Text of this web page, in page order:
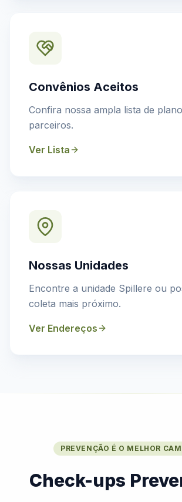
Convênios Aceitos
Confira nossa ampla lista de
parceiros.
Ver Lista
Nossas Unidades
Encontre a unidade Spillere ou
coleta mais próximo.
Ver Endereços
PREVENÇÃO É O MELHOR
Check-ups